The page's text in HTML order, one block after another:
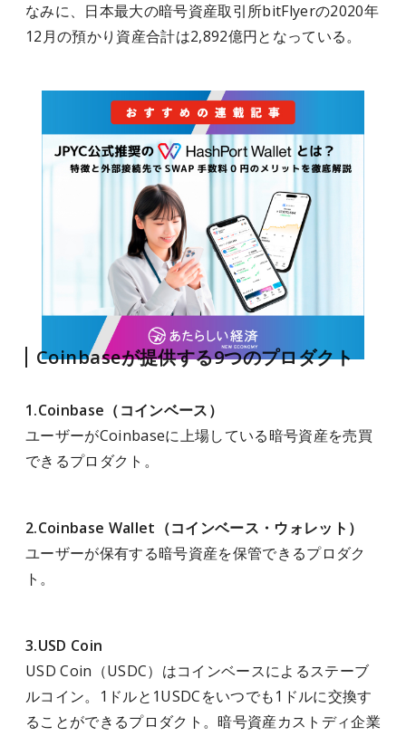
なみに、日本最大の暗号資産取引所bitFlyerの2020年
12月の預かり資産合計は2,892億円となっている。
Coinbaseが提供する9つのプロダクト
1.Coinbase（コインベース）
ユーザーがCoinbaseに上場している暗号資産を売買
できるプロダクト。
2.Coinbase Wallet（コインベース・ウォレット）
ユーザーが保有する暗号資産を保管できるプロダク
ト。
3.USD Coin
USD Coin（USDC）はコインベースによるステーブ
ルコイン。1ドルと1USDCをいつでも1ドルに交換す
ることができるプロダクト。暗号資産カストディ企業